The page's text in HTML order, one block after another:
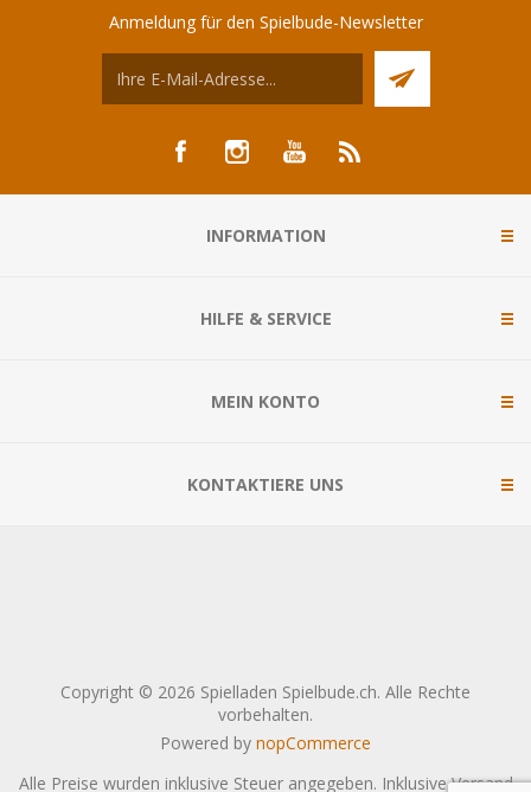
Anmeldung für den Spielbude-Newsletter
INFORMATION
HILFE & SERVICE
MEIN KONTO
KONTAKTIERE UNS
Copyright © 2026 Spielladen Spielbude.ch. Alle Rechte
vorbehalten.
Powered by nopCommerce
Alle Preise wurden inklusive Steuer angegeben. InklusiveVersand